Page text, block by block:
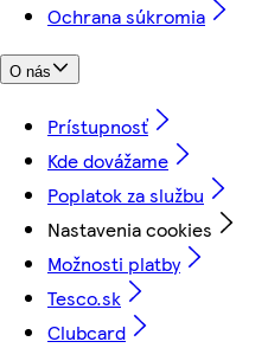
Ochrana súkromia
O nás
Prístupnosť
Kde dovážame
Poplatok za službu
Nastavenia cookies
Možnosti platby
Tesco.sk
Clubcard